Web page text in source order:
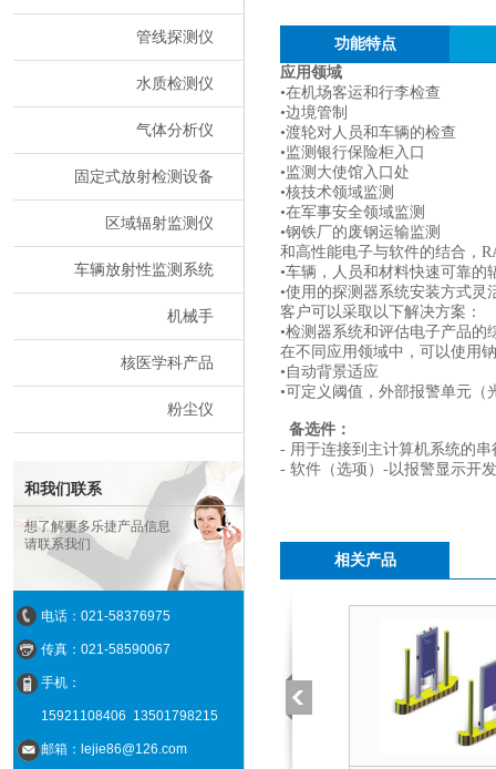
管线探测仪
水质检测仪
气体分析仪
固定式放射检测设备
区域辐射监测仪
车辆放射性监测系统
机械手
核医学科产品
粉尘仪
和我们联系
想了解更多乐捷产品信息
请联系我们
电话：021-58376975
传真：021-58590067
手机：
15921108406 13501798215
邮箱：lejie86@126.com
功能特点
应用领域
•在机场客运和行李检查
•边境管制
•渡轮对人员和车辆的检查
•监测银行保险柜入口
•监测大使馆入口处
•核技术领域监测
•在军事安全领域监测
•钢铁厂的废钢运输监测
和高性能电子与软件的结合，
•车辆，人员和材料快速可靠的
•使用的探测器系统安装方式
客户可以采取以下解决方案：
•检测器系统和评估电子产品的
在不同应用领域中，可以使用
•自动背景适应
•可定义阈值，外部报警单元（
备选件：
- 用于连接到主计算机系统的串
- 软件（选项）-以报警显示开
相关产品